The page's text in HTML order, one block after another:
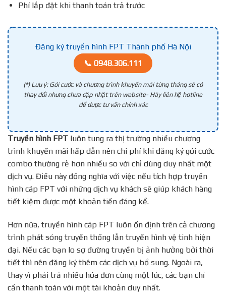
Phí lắp đặt khi thanh toán trả trước
Đăng ký truyền hình FPT Thành phố Hà Nội
📞 0948.306.111
(*) Lưu ý: Gói cước và chương trình khuyến mãi từng tháng sẽ có
thay đổi nhưng chưa cập nhật trên website- Hãy liên hệ hotline
để được tư vấn chính xác
Truyền hình FPT luôn tung ra thị trường nhiều chương
trình khuyến mãi hấp dẫn nên chi phí khi đăng ký gói cước
combo thường rẻ hơn nhiều so với chỉ dùng duy nhất một
dịch vụ. Điều này đồng nghĩa với việc nếu tích hợp truyền
hình cáp FPT với những dịch vụ khách sẽ giúp khách hàng
tiết kiệm được một khoản tiền đáng kể.
Hơn nữa, truyền hình cáp FPT luôn ổn định trên cả chương
trình phát sóng truyền thống lẫn truyền hình vệ tinh hiện
đại. Nếu các bạn lo sợ đường truyền bị ảnh hưởng bởi thời
tiết thì nên đăng ký thêm các dịch vụ bổ sung. Ngoài ra,
thay vì phải trả nhiều hóa đơn cùng một lúc, các bạn chỉ
cần thanh toán với một tài khoản duy nhất.